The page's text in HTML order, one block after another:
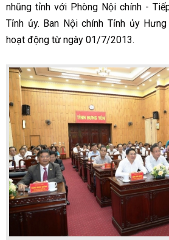
nhũng tỉnh với Phòng Nội chính -
Tỉnh ủy. Ban Nội chính Tỉnh ủy
hoạt động từ ngày 01/7/2013.